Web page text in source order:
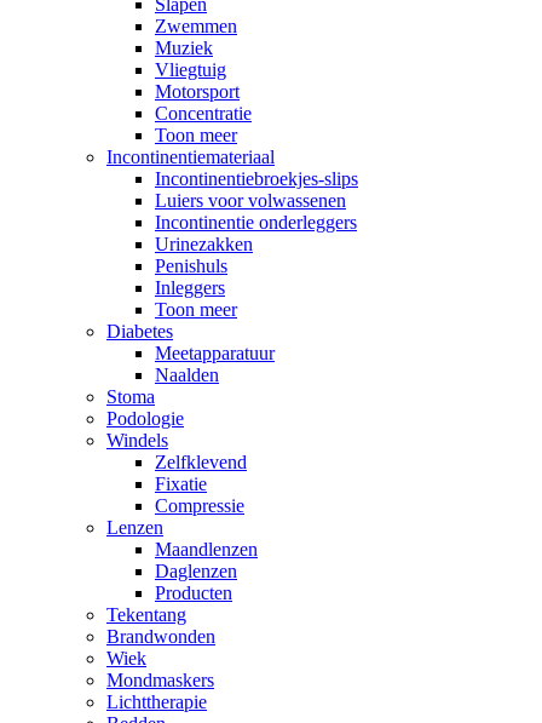
Zwemmen
Muziek
Vliegtuig
Motorsport
Concentratie
Toon meer
Incontinentiemateriaal
Incontinentiebroekjes-slips
Luiers voor volwassenen
Incontinentie onderleggers
Urinezakken
Penishuls
Inleggers
Toon meer
Diabetes
Meetapparatuur
Naalden
Stoma
Podologie
Windels
Zelfklevend
Fixatie
Compressie
Lenzen
Maandlenzen
Daglenzen
Producten
Tekentang
Brandwonden
Wiek
Mondmaskers
Lichttherapie